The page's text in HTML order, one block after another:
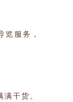
服务，
干货。